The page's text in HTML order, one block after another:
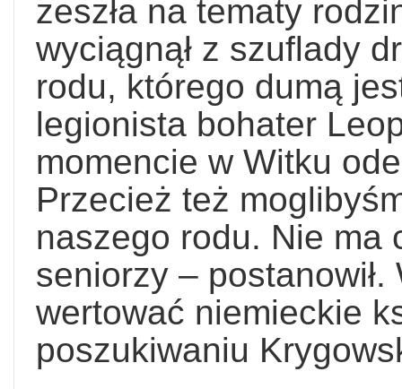
zeszła na tematy
wyciągnął z szuflady
rodu, którego dumą
legionista bohater
momencie w Witku
Przecież też
naszego rodu. Nie ma
seniorzy – postanowił.
wertować niemieckie
poszukiwaniu